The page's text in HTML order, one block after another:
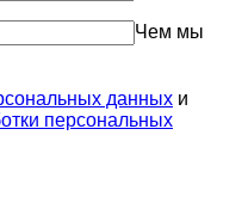
Чем мы
данных и
персональных